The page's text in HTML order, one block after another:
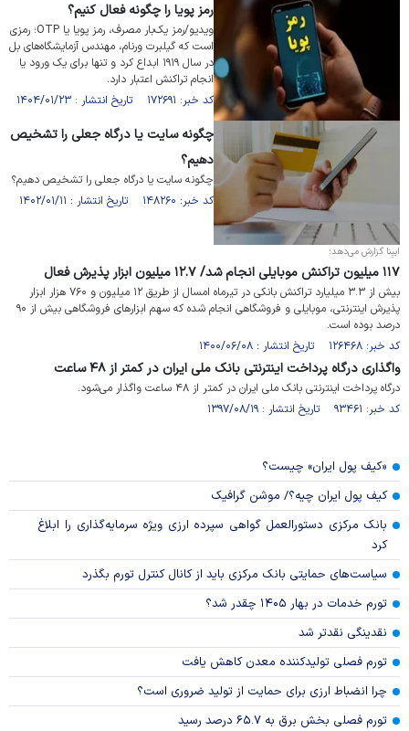
رمز پویا را چگونه فعال کنیم؟
ویدیو/رمز یک‌بار مصرف، رمز پویا یا OTP؛ رمزی
است که گیلبرت ورنام، مهندس آزمایشگاه‌های بل
در سال ۱۹۱۹ ابداع کرد و تنها برای یک ورود یا
انجام تراکنش اعتبار دارد.
کد خبر: ۱۷۲۶۹۱ تاریخ انتشار : ۱۴۰۴/۰۱/۲۳
چگونه سایت یا درگاه جعلی را تشخیص
دهیم؟
چگونه سایت یا درگاه جعلی را تشخیص دهیم؟
کد خبر: ۱۴۸۲۶۰ تاریخ انتشار : ۱۴۰۲/۰۱/۱۱
ایبِنا گزارش می‌دهد؛
۱۱۷ میلیون تراکنش موبایلی انجام شد/ ۱۲.۷ میلیون ابزار پذیرش فعال
بیش از ۳.۳ میلیارد تراکنش بانکی در تیرماه امسال از طریق ۱۲ میلیون و ۷۶۰ هزار ابزار
پذیرش اینترنتی،‌ موبایلی و فروشگاهی انجام شده که سهم ابزارهای فروشگاهی بیش از ۹۰
درصد بوده است.
کد خبر: ۱۲۶۴۶۸ تاریخ انتشار : ۱۴۰۰/۰۶/۰۸
واگذاری درگاه پرداخت اینترنتی بانک ملی ایران در کمتر از ۴۸ ساعت
درگاه پرداخت اینترنتی بانک ملی ایران در کمتر از ۴۸ ساعت واگذار می‌شود.
کد خبر: ۹۳۴۶۱ تاریخ انتشار : ۱۳۹۷/۰۸/۱۹
«کیف پول ایران» چیست؟
کیف پول ایران چیه؟/ موشن گرافیک
بانک مرکزی دستورالعمل گواهی سپرده ارزی ویژه سرمایه‌گذاری را ابلاغ
کرد
سیاست‌های حمایتی بانک مرکزی باید از کانال کنترل تورم بگذرد
تورم خدمات در بهار ۱۴۰۵ چقدر شد؟
نقدینگی نقدتر شد
تورم فصلی تولیدکننده معدن کاهش یافت
چرا انضباط ارزی برای حمایت از تولید ضروری است؟
تورم فصلی بخش برق به ۶۵.۷ درصد رسید